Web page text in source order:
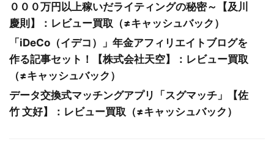
０００万円以上稼いだライティングの秘密～【及川
慶則】：レビュー買取（≠キャッシュバック）
「iDeCo（イデコ）」年金アフィリエイトブログを
作る記事セット！【株式会社天空】：レビュー買取
（≠キャッシュバック）
データ交換式マッチングアプリ「スグマッチ」【佐
竹 文好】：レビュー買取（≠キャッシュバック）